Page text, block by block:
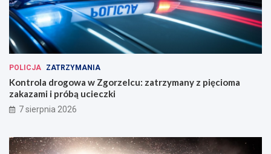
POLICJA ZATRZYMANIA
Kontrola drogowa w Zgorzelcu: zatrzymany z pięcioma
zakazami i próbą ucieczki
7 sierpnia 2026